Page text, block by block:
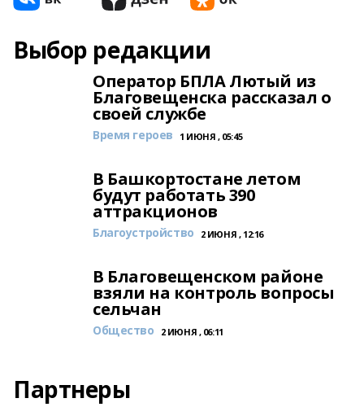
Выбор редакции
Оператор БПЛА Лютый из
Благовещенска рассказал о
своей службе
Время героев 1 ИЮНЯ , 05:45
В Башкортостане летом
будут работать 390
аттракционов
Благоустройство 2 ИЮНЯ , 12:16
В Благовещенском районе
взяли на контроль вопросы
сельчан
Общество 2 ИЮНЯ , 06:11
Партнеры